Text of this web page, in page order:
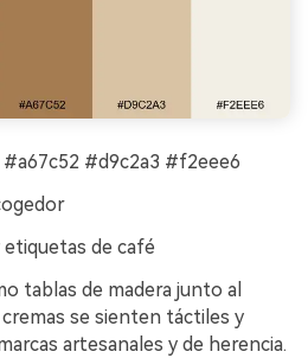
#d9c2a3 #f2eee6
etiquetas de café
tablas de madera junto al
se sienten táctiles y
artesanales y de herencia.